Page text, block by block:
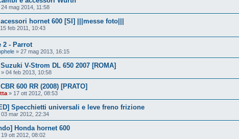
24 mag 2014, 11:58
acessori hornet 600 [SI] |||messe foto|||
15 feb 2011, 10:43
2 - Parrot
» 27 mag 2013, 16:15
V-Strom DL 650 2007 [ROMA]
» 04 feb 2013, 10:58
600 RR (2008) [PRATO]
» 17 ott 2012, 08:53
Specchietti universali e leve freno frizione
03 mar 2012, 22:34
Honda hornet 600
19 ott 2012, 08:02